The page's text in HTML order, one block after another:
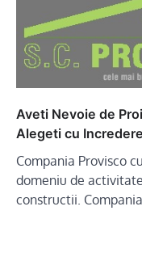
Aveti Nevoie de
Alegeti cu
Compania Provisco
domeniu de
constructii.